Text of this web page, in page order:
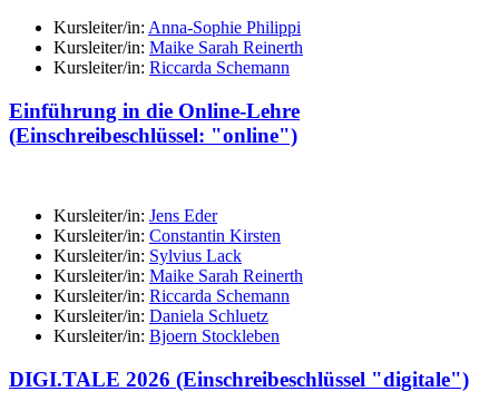
Kursleiter/in: Anna-Sophie Philippi
Kursleiter/in: Maike Sarah Reinerth
Kursleiter/in: Riccarda Schemann
Einführung in die Online-Lehre
(Einschreibeschlüssel: "online")
Kursleiter/in: Jens Eder
Kursleiter/in: Constantin Kirsten
Kursleiter/in: Sylvius Lack
Kursleiter/in: Maike Sarah Reinerth
Kursleiter/in: Riccarda Schemann
Kursleiter/in: Daniela Schluetz
Kursleiter/in: Bjoern Stockleben
DIGI.TALE 2026 (Einschreibeschlüssel "digitale")